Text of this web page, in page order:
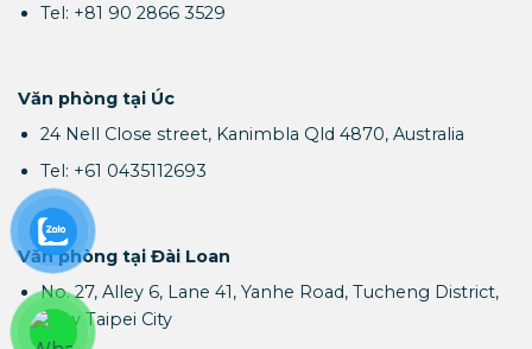
Tel: +81 90 2866 3529
Văn phòng tại Úc
24 Nell Close street, Kanimbla Qld 4870, Australia
Tel: +61 0435112693
Văn phòng tại Đài Loan
No. 27, Alley 6, Lane 41, Yanhe Road, Tucheng District,
New Taipei City